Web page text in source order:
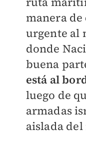
manera
urgente al
donde
buena
está al
luego de
armadas
aislada